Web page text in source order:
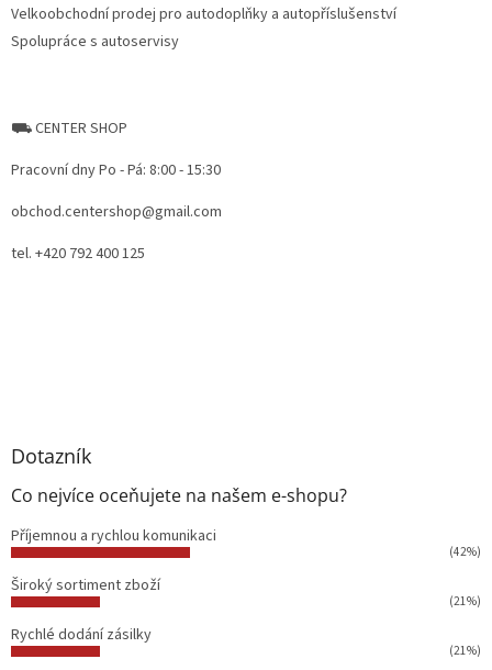
Velkoobchodní prodej pro autodoplňky a autopříslušenství
Spolupráce s autoservisy
⛟ CENTER SHOP
Pracovní dny Po - Pá: 8:00 - 15:30
obchod.centershop@gmail.com
tel. +420 792 400 125
Dotazník
Co nejvíce oceňujete na našem e-shopu?
Příjemnou a rychlou komunikaci
(42%)
Široký sortiment zboží
(21%)
Rychlé dodání zásilky
(21%)